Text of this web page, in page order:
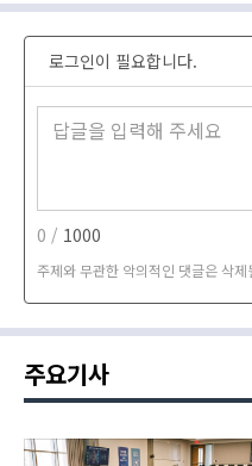
로그인이 필요합니다.
0 / 1000
주제와 무관한 악의적인 댓글은 삭제
주요기사